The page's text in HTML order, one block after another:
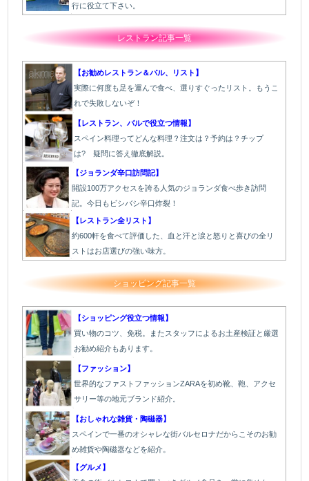
行に役立て下さい。
レストラン記事一覧
【お勧めレストラン＆バル、リスト】
実際に何度も足を運んで食べ、選りすぐったリスト。もうこ
れで失敗しないぞ！
【レストラン、バルで役立つ情報】
スペイン料理ってどんな料理？注文は？予約は？チップ
は? 疑問に答え徹底解説。
【ジョランダ辛口訪問記】
開設100万アクセスを誇る人気のジョランダ食べ歩き訪問
記。今日もビシバシ辛口炸裂！
【レストラン全リスト】
約600軒を食べて評価した、血と汗と涙と怒りと喜びの全リ
ストはお店選びの強い味方。
ショッピング記事一覧
【ショッピング役立つ情報】
買い物のコツ、免税。またスタッフによるお土産検証と厳選
お勧め紹介もあります。
【ファッション】
世界的なファストファッションZARAを初め靴、鞄、アクセ
サリー等の地元ブランド紹介。
【おしゃれな雑貨・陶磁器】
スペインで一番のオシャレな街バルセロナだからこそのお勧
め雑貨や陶磁器などを紹介。
【グルメ】